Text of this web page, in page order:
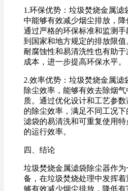
1.环保优势：垃圾焚烧金属滤
中能够有效减少烟尘排放，降
通过严格的环保标准和监测
到国家和地方规定的排放限
耐腐蚀性和易清洗性也有助
成本，进一步提高环保水平。
2.效率优势：垃圾焚烧金属滤
除尘效率，能够有效去除烟
质。通过优化设计和工艺参
的除尘效率，满足不同工况
滤袋的易清洗和可重复使用
的运行效率。
四、结论
垃圾焚烧金属滤袋除尘器作
备，在垃圾焚烧处理中发挥
够有效减少烟尘排放，降低